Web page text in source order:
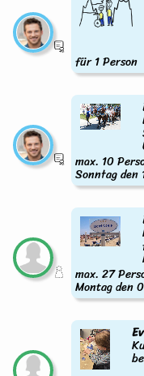
für 1 Person
max. 10
Sonntag
max. 27
Montag den